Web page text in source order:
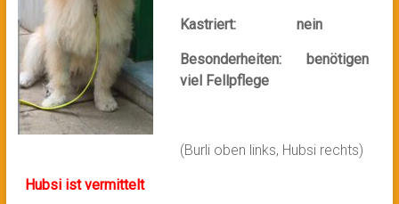
Kastriert: nein
Besonderheiten: benötigen
viel Fellpflege
(Burli oben links, Hubsi rechts)
Hubsi ist vermittelt